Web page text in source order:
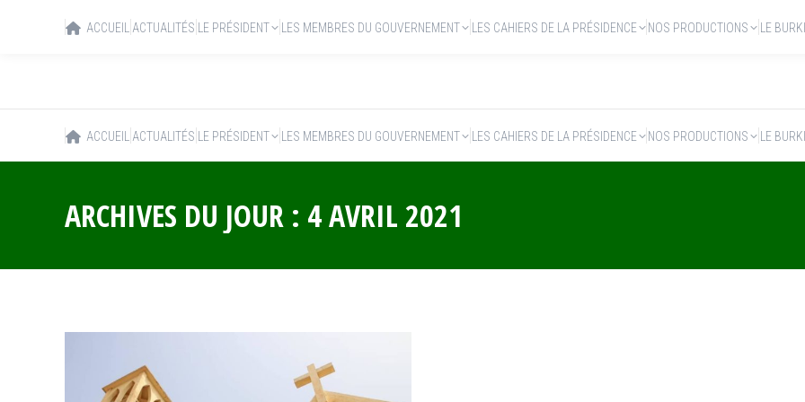
ACCUEIL ACTUALITÉS LE PRÉSIDENT LES MEMBRES DU GOUVERNEMENT LES CAHIERS DE LA PRÉSIDENCE NOS PRODUCTIONS LE
ARCHIVES DU JOUR : 4 AVRIL 2021
ACCUEIL ACTUALITÉS LE PRÉSIDENT LES MEMBRES DU GOUVERNEMENT LES CAHIERS DE LA PRÉSIDENCE NOS PRODUCTIONS LE